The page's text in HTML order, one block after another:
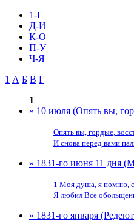
1-Г
Д-И
К-О
П-У
Ч-Я
1 А Б В Г
1
» 10 июля (Опять вы,
Опять вы, гордые,
И снова перед вами
» 1831-го июня 11 дня
1 Моя душа, я помню, с
Я любил Все
» 1831-го января